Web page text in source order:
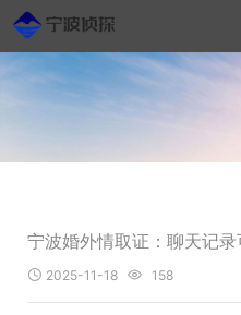
宁波婚外情取证：聊天记
 2025-11-18  158